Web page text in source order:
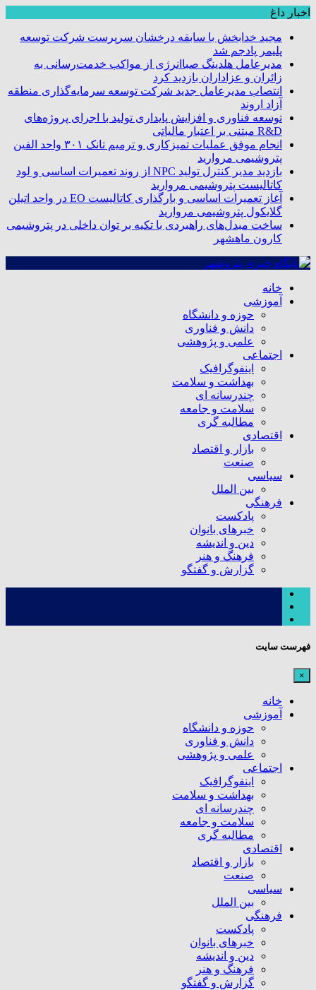
اخبار داغ
مجید خدابخش با سابقه درخشان سرپرست شرکت توسعه
پلیمر پادجم شد
مدیرعامل هلدینگ صباانرژی از مواکب خدمت‌رسانی به
زائران و عزاداران بازدید کرد
انتصاب مدیرعامل جدید شرکت توسعه سرمایه‌گذاری منطقه
آزاد اروند
توسعه فناوری و افزایش پایداری تولید با اجرای پروژه‌های
R&D مبتنی بر اعتبار مالیاتی
انجام موفق عملیات تمیزکاری و ترمیم تانک ۳۰۱ واحد الفین
پتروشیمی مروارید
بازدید مدیر کنترل تولید NPC از روند تعمیرات اساسی و لود
کاتالیست پتروشیمی مروارید
آغاز تعمیرات اساسی و بارگذاری کاتالیست EO در واحد اتیلن
گلایکول پتروشیمی مروارید
ساخت مبدل‌های راهبردی با تکیه بر توان داخلی در پتروشیمی
کارون ماهشهر
خانه
آموزشی
حوزه و دانشگاه
دانش و فناوری
علمی و پژوهشی
اجتماعی
اینفوگرافیک
بهداشت و سلامت
چندرسانه ای
سلامت و جامعه
مطالبه گری
اقتصادی
بازار و اقتصاد
صنعت
سیاسی
بین الملل
فرهنگی
پادکست
خبرهای بانوان
دین و اندیشه
فرهنگ و هنر
گزارش و گفتگو
فهرست سایت
×
خانه
آموزشی
حوزه و دانشگاه
دانش و فناوری
علمی و پژوهشی
اجتماعی
اینفوگرافیک
بهداشت و سلامت
چندرسانه ای
سلامت و جامعه
مطالبه گری
اقتصادی
بازار و اقتصاد
صنعت
سیاسی
بین الملل
فرهنگی
پادکست
خبرهای بانوان
دین و اندیشه
فرهنگ و هنر
گزارش و گفتگو